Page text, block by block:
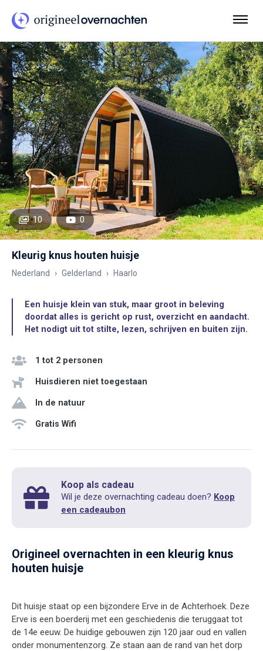
10 0
Kleurig knus houten huisje
Nederland Gelderland Haarlo
Een huisje klein van stuk, maar groot in beleving
doordat alles is gericht op rust, overzicht en aandacht.
Het nodigt uit tot stilte, lezen, schrijven en buiten zijn.
1 tot 2 personen
Huisdieren niet toegestaan
In de natuur
Gratis Wifi
Koop als cadeau
Wil je deze overnachting cadeau doen? Koop
een cadeaubon
Origineel overnachten in een kleurig knus
houten huisje
Dit huisje staat op een bijzondere Erve in de Achterhoek. Deze
Erve is een boerderij met een geschiedenis die teruggaat tot
de 14e eeuw. De huidige gebouwen zijn 120 jaar oud en vallen
onder monumentenzorg. Ze staan aan de rand van het dorp